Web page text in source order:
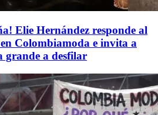
Elie Hernández responde al
Colombiamoda e invita a
grande a desfilar